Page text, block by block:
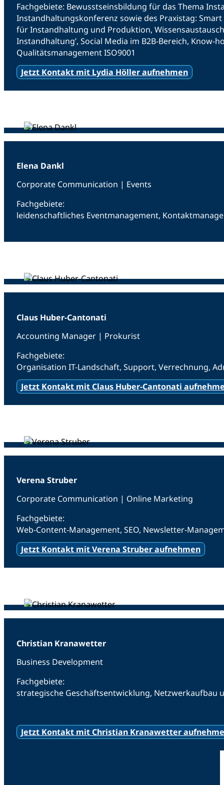
Fachgebiete: Bewusstseinsbildung für das Thema
Instandhaltungskonferenz sowie des Praxistag:
für Instandhaltung und Produktion,
Instandhaltung’, Social Media im B2B-Bereich,
Qualitätsmanagement ISO9001
Jetzt Kontakt mit Lydia Höller aufnehmen
Elena Dankl
Corporate Communication | Events
Fachgebiete:
leidenschaftliches Eventmanagement,
Claus Huber-Cantonati
Accounting Manager | Prokurist
Fachgebiete:
Organisation IT-Landschaft, Support, Verrechnung,
Jetzt Kontakt mit Claus Huber-Cantonati
Verena Struber
Corporate Communication | Online Marketing
Fachgebiete:
Web-Content-Management, SEO, Newsletter-
Jetzt Kontakt mit Verena Struber aufnehmen
Christian Kranawetter
Business Development
Fachgebiete:
strategische Geschäftsentwicklung, Netzwerkaufbau
Jetzt Kontakt mit Christian Kranawetter